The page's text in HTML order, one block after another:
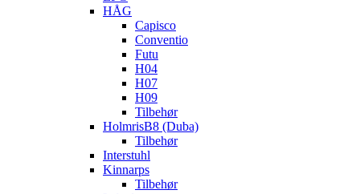
HÅG
Capisco
Conventio
Futu
H04
H07
H09
Tilbehør
HolmrisB8 (Duba)
Tilbehør
Interstuhl
Kinnarps
Tilbehør